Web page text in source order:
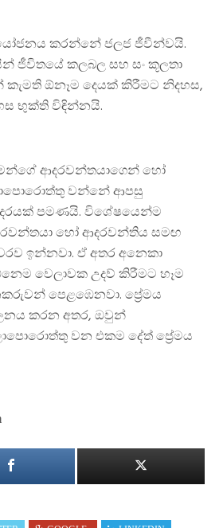
කරන්නේ ජලජ ජීවීන්වයි.
ජීවිතයේ කලබල සහ සං කූලතා
කැමති ඕනෑම දෙයක් කිරීමට නිදහස,
භුක්ති විඳින්නයි.
ආදරවන්තයාගෙන් හෝ
වන්නේ ආපසු
පමණයි. විශේෂයෙන්ම
හෝ ආදරවන්තිය සමඟ
ඉන්නවා. ඒ අතර අනෙකා
වෙලාවක උදව් කිරීමට හෑම
පෙළඹෙනවා. ප්‍රේමය
කරන අතර, ඔවුන්
වන එකම දේත් ප්‍රේමය